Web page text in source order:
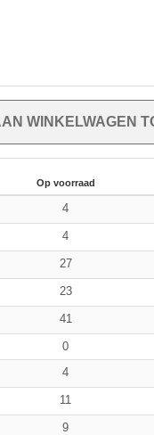
Op voorraad
4
4
27
23
41
0
4
11
9